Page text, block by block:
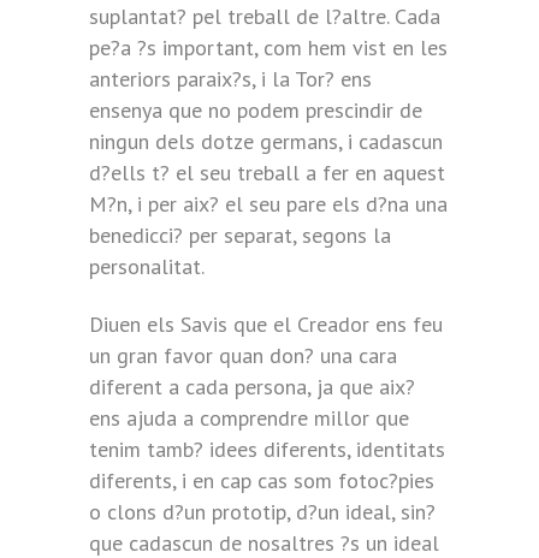
suplantat? pel treball de l?altre. Cada
pe?a ?s important, com hem vist en les
anteriors paraix?s, i la Tor? ens
ensenya que no podem prescindir de
ningun dels dotze germans, i cadascun
d?ells t? el seu treball a fer en aquest
M?n, i per aix? el seu pare els d?na una
benedicci? per separat, segons la
personalitat.
Diuen els Savis que el Creador ens feu
un gran favor quan don? una cara
diferent a cada persona, ja que aix?
ens ajuda a comprendre millor que
tenim tamb? idees diferents, identitats
diferents, i en cap cas som fotoc?pies
o clons d?un prototip, d?un ideal, sin?
que cadascun de nosaltres ?s un ideal